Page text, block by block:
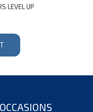
LEVEL UP